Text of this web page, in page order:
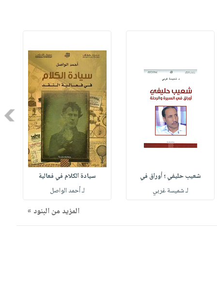
شعيب حليفي ؛ أوراق في
لـ شميسة غربي
سيادة الكلام في فعالية
لـ أحمد الواصل
المزيد من البنود »